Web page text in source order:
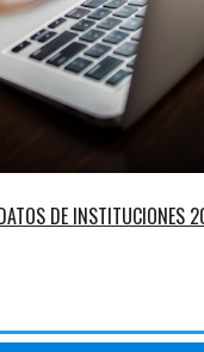
DE INSTITUCIONES